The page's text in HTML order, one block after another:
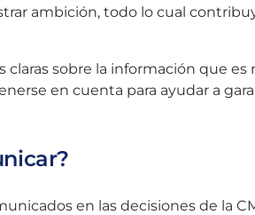
ambición, todo lo cual
sobre la información que es
en cuenta para ayudar a
en las decisiones de la